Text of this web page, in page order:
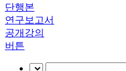
단행본
연구보고서
공개강의
버튼